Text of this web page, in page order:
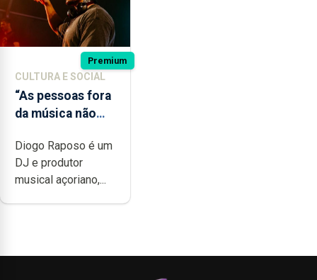
Premium
CULTURA E SOCIAL
“As pessoas fora
da música não
quão difícil é
produzir uma
música”
Diogo Raposo é um
DJ e produtor
musical açoriano,...